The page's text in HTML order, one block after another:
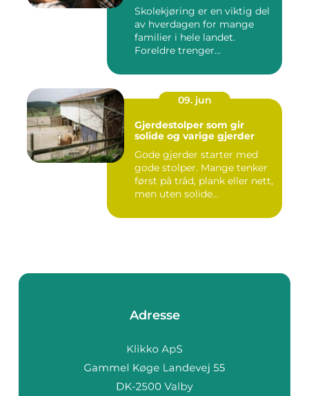
Skolekjøring er en viktig del
av hverdagen for mange
familier i hele landet.
Foreldre trenger...
09. jun
Gjerdestolper som gir
solide og varige gjerder
Gode gjerder starter med
gode stolper. Mange tenker
først på tråd, plank eller nett,
men uten solide...
Adresse